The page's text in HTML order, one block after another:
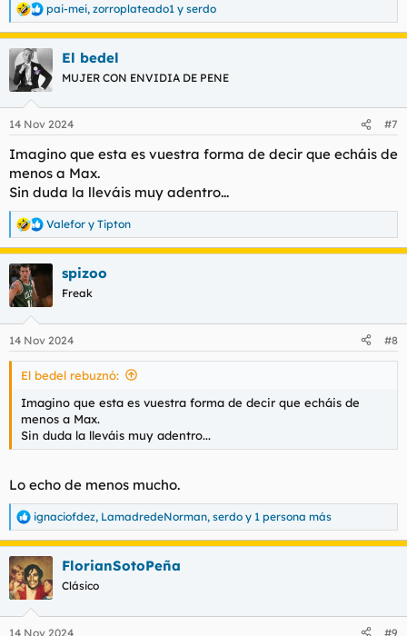
R
e
a
c
c
i
e
:
pai-mei, zorroplateado1 y serdo
El bedel
MUJER CON ENVIDIA DE PENE
14 Nov 2024 #7
Imagino que esta es vuestra forma de decir que echáis de
menos a Max.
Sin duda la lleváis muy adentro...
R
e
a
c
c
i
e
s
Valefor y Tipton
spizoo
Freak
14 Nov 2024 #8
El bedel rebuznó:
Imagino que esta es vuestra forma de decir que echáis de
menos a Max.
Sin duda la lleváis muy adentro...
Lo echo de menos mucho.
R
e
a
c
c
i
ignaciofdez, LamadredeNorman, serdo y 1 persona más
FlorianSotoPeña
Clásico
14 Nov 2024 #9